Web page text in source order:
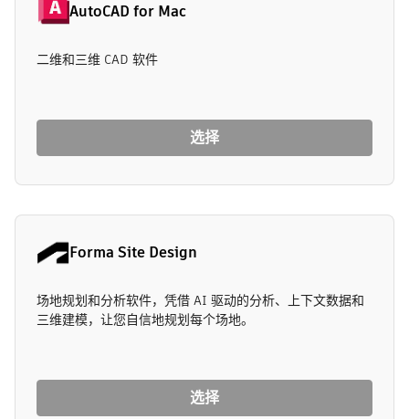
AutoCAD for Mac
二维和三维 CAD 软件
选择
Forma Site Design
场地规划和分析软件，凭借 AI 驱动的分析、上下文数据和
三维建模，让您自信地规划每个场地。
选择